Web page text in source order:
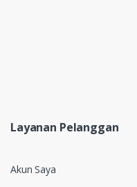
Layanan Pelanggan
Akun Saya